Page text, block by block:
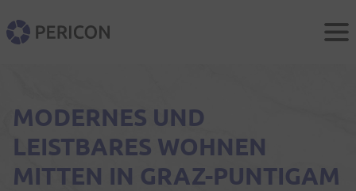
MODERNES UND
LEISTBARES WOHNEN
MITTEN IN GRAZ-PUNTIGAM